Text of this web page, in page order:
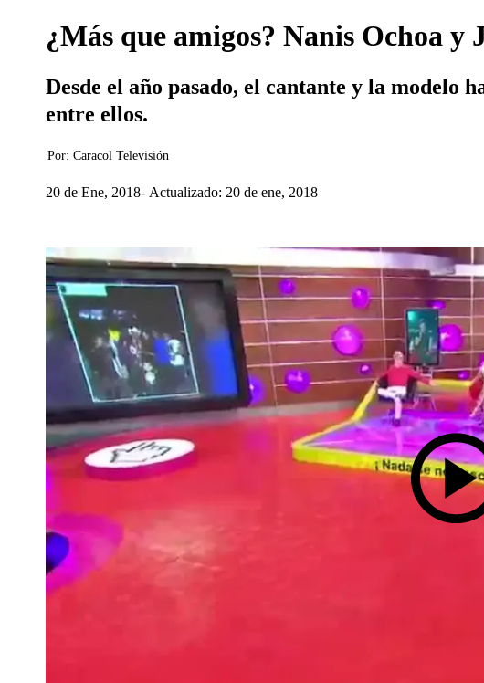
¿Más que amigos? Nanis Ochoa y
Desde el año pasado, el cantante y la modelo
entre ellos.
Por: Caracol Televisión
20 de Ene, 2018 Actualizado: 20 de ene, 2018